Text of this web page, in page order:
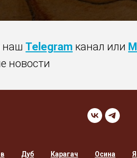
наш Telegram канал или
новости
Дуб Карагач Осина